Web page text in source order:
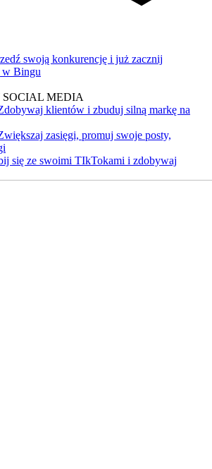
swoją konkurencję i już zacznij
w Bingu
MEDIA
klientów i zbuduj silną markę na
zasięgi, promuj swoje posty,
się ze swoimi TIkTokami i zdobywaj